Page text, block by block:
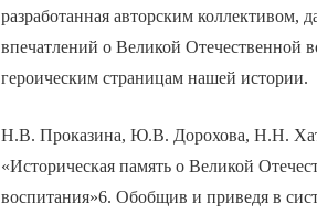
разработанная авторским коллективом,
впечатлений о Великой Отечественной
героическим страницам нашей истории.
Н.В. Проказина, Ю.В. Дорохова, Н.Н.
«Историческая память о Великой
воспитания»6. Обобщив и приведя в